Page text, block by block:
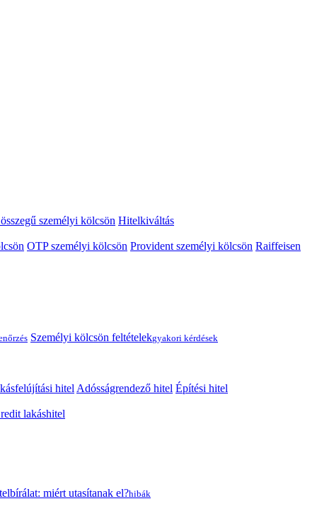
személyi kölcsön Hitelkiváltás
OTP személyi kölcsön Provident személyi kölcsön Raiffeisen
Személyi kölcsön feltételekgyakori kérdések
hitelAdósságrendező hitel Építési hitel
lakáshitel
miért utasítanak el?hibák